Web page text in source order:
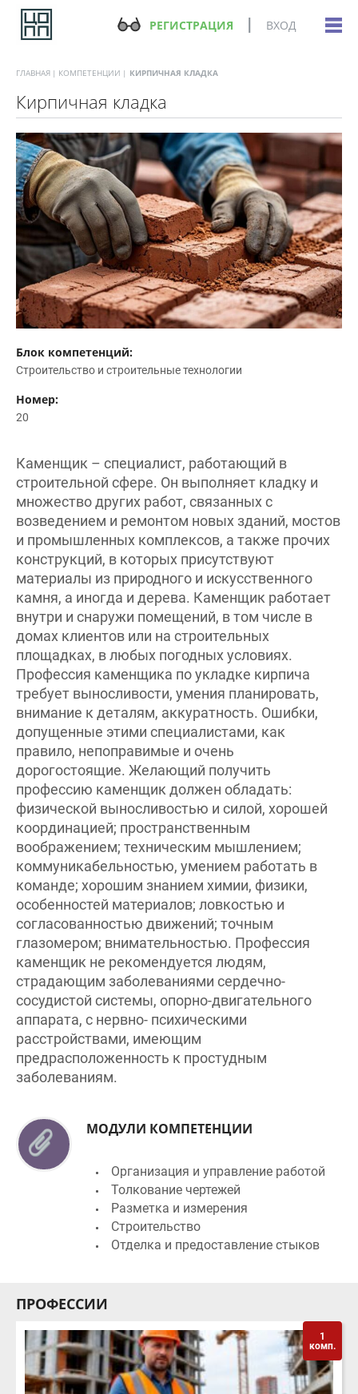
РЕГИСТРАЦИЯ ВХОД
ГЛАВНАЯ КОМПЕТЕНЦИИ КИРПИЧНАЯ КЛАДКА
Кирпичная кладка
Блок компетенций:
Строительство и строительные технологии
Каменщик – специалист, работающий в
строительной сфере. Он выполняет кладку и
множество других работ, связанных с
возведением и ремонтом новых зданий, мостов
и промышленных комплексов, а также прочих
конструкций, в которых присутствуют
материалы из природного и искусственного
камня, а иногда и дерева. Каменщик работает
внутри и снаружи помещений, в том числе в
домах клиентов или на строительных
площадках, в любых погодных условиях.
Профессия каменщика по укладке кирпича
требует выносливости, умения планировать,
внимание к деталям, аккуратность. Ошибки,
допущенные этими специалистами, как
правило, непоправимые и очень
дорогостоящие. Желающий получить
профессию каменщик должен обладать:
физической выносливостью и силой, хорошей
координацией; пространственным
воображением; техническим мышлением;
коммуникабельностью, умением работать в
команде; хорошим знанием химии, физики,
особенностей материалов; ловкостью и
согласованностью движений; точным
глазомером; внимательностью. Профессия
каменщик не рекомендуется людям,
страдающим заболеваниями сердечно-
сосудистой системы, опорно-двигательного
аппарата, с нервно- психическими
расстройствами, имеющим
предрасположенность к простудным
заболеваниям.
Толкование чертежей
Разметка и измерения
Строительство
Отделка и предоставление стыков
комп.